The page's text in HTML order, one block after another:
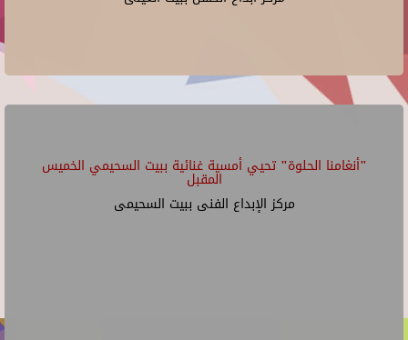
"أنغامنا الحلوة" تحيي أمسية غنائية ببيت السحيمي الخميس
المقبل
مركز الإبداع الفنى ببيت السحيمى